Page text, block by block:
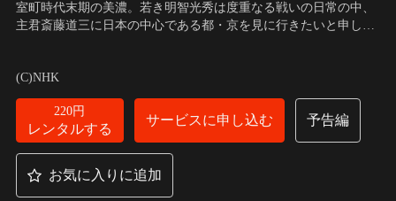
室町時代末期の美濃。若き明智光秀は度重なる戦いの日常の中、
主君斎藤道三に日本の中心である都・京を見に行きたいと申し出
(C)NHK
220円
レンタルする
サービスに申し込む 予告編
お気に入りに追加